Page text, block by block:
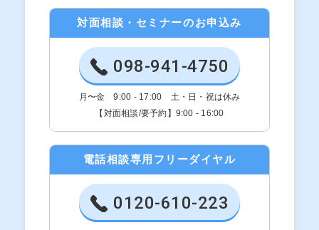
対面相談・セミナーのお申込み
098-941-4750
月〜金 9:00 - 17:00 土・日・祝は休み
【対面相談/要予約】9:00 - 16:00
電話相談専用フリーダイヤル
0120-610-223